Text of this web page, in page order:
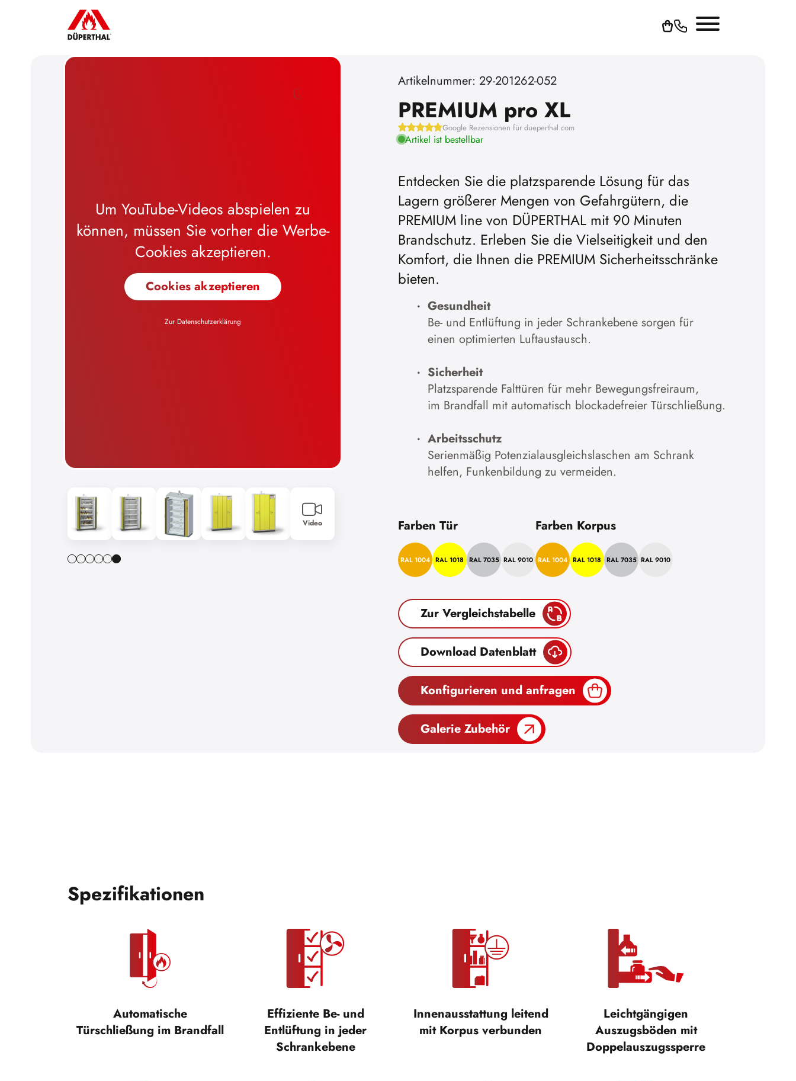
Video
Artikelnummer: 29-201262-052
PREMIUM pro XL
Google Rezensionen für dueperthal.com
Artikel ist bestellbar
Entdecken Sie die platzsparende Lösung für das
Lagern größerer Mengen von Gefahrgütern, die
PREMIUM line von DÜPERTHAL mit 90 Minuten
Brandschutz. Erleben Sie die Vielseitigkeit und den
Komfort, die Ihnen die PREMIUM Sicherheitsschränke
bieten.
Gesundheit
Be- und Entlüftung in jeder Schrankebene sorgen für
einen optimierten Luftaustausch.
Sicherheit
Platzsparende Falttüren für mehr Bewegungsfreiraum,
im Brandfall mit automatisch blockadefreier Türschließung.
Arbeitsschutz
Serienmäßig Potenzialausgleichslaschen am Schrank
helfen, Funkenbildung zu vermeiden.
Farben Tür
RAL 1004 RAL 1018 RAL 7035 RAL 9010
Farben Korpus
RAL 1004 RAL 1018 RAL 7035 RAL 9010
Zur Vergleichstabelle
Download Datenblatt
Konfigurieren und anfragen
Galerie Zubehör
Spezifikationen
Automatische
Türschließung im Brandfall
Effiziente Be- und
Entlüftung in jeder
Schrankebene
Innenausstattung leitend
mit Korpus verbunden
Leichtgängigen
Auszugsböden mit
Doppelauszugssperre